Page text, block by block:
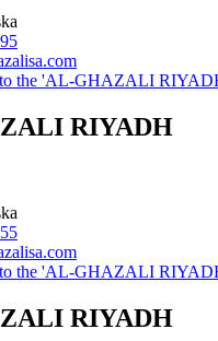
the 'AL-GHAZALI
RIYADH
the 'AL-GHAZALI
RIYADH